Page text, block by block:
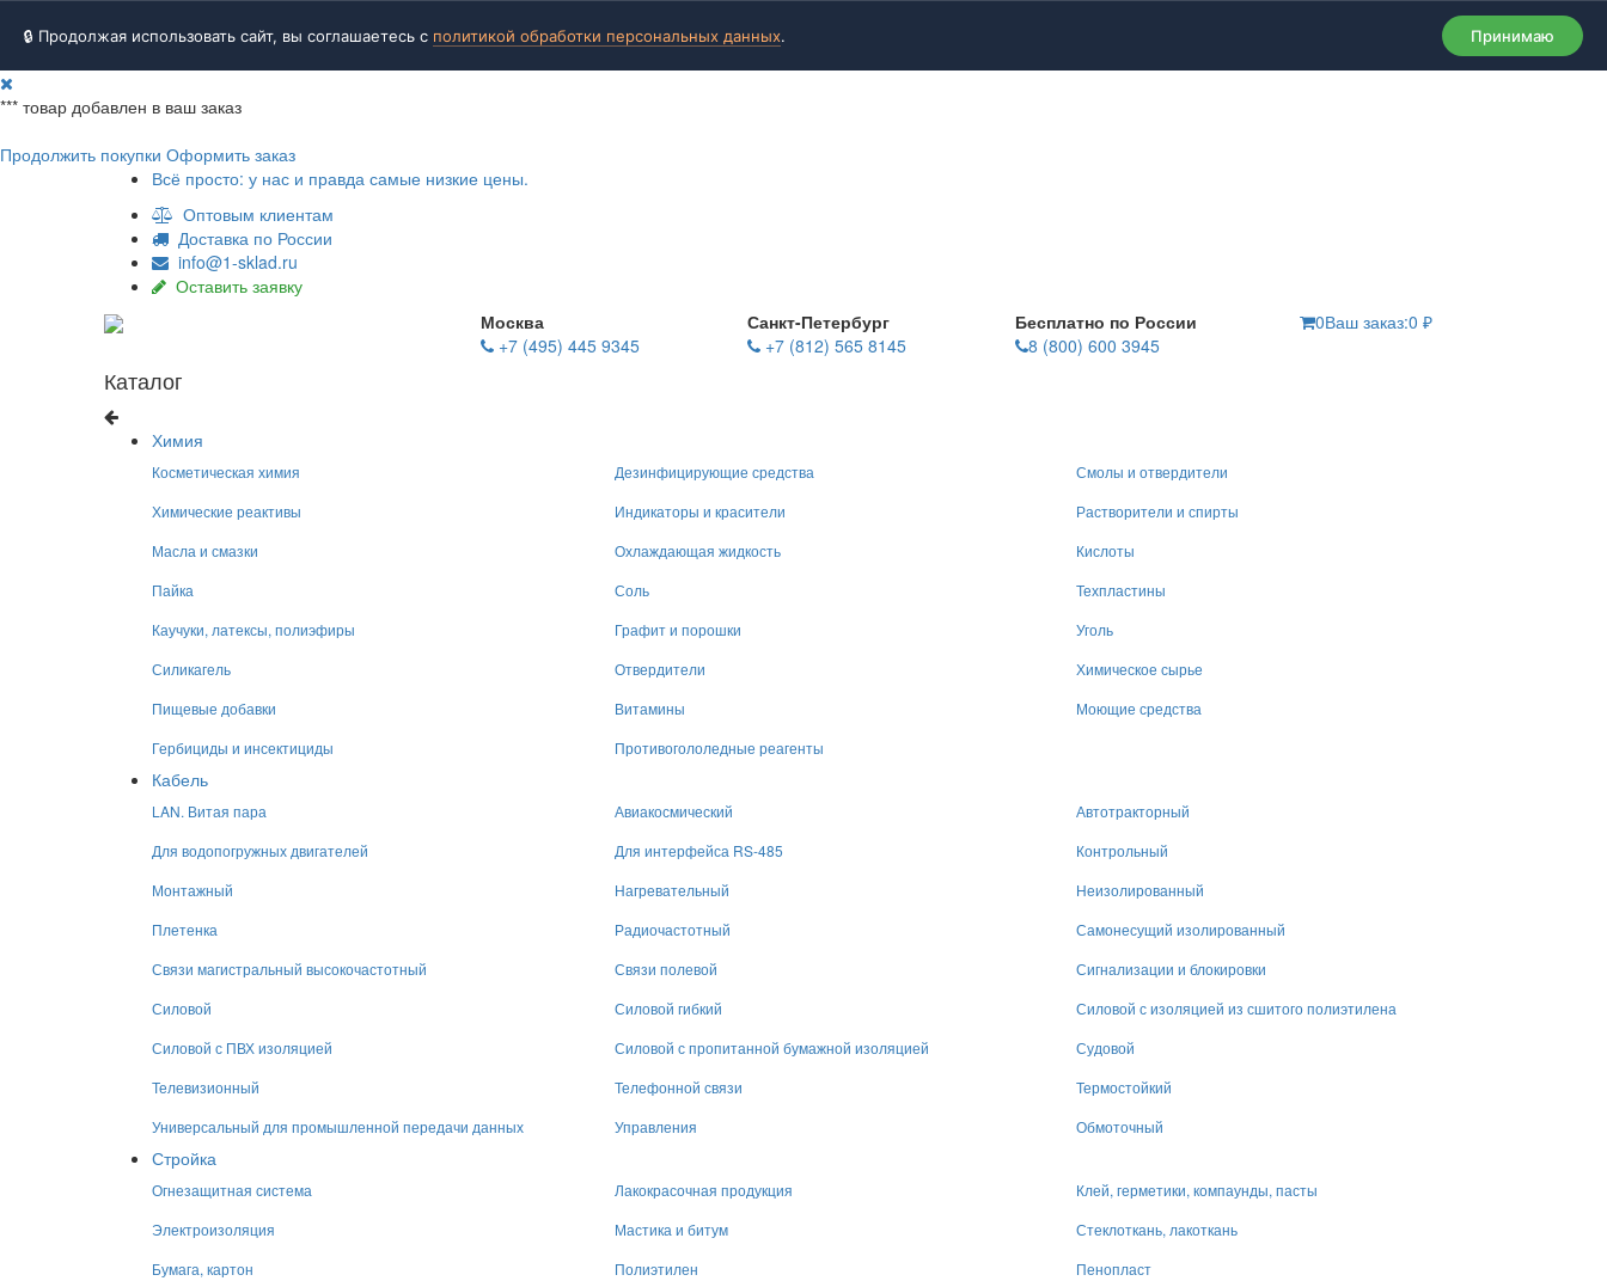
🔒 Продолжая использовать сайт, вы соглашаетесь с политикой обработки персональных данных. Принимаю
*** товар добавлен в ваш заказ
Продолжить покупки Оформить заказ
Всё просто: у нас и правда самые низкие цены.
Оптовым клиентам
Доставка по России
info@1-sklad.ru
Оставить заявку
Москва
+7 (495) 445 9345
Санкт-Петербург
+7 (812) 565 8145
Бесплатно по России
8 (800) 600 3945
0Ваш заказ:0 ₽
Каталог
Химия
Косметическая химия Дезинфицирующие средства
Смолы и отвердители
Химические реактивы
Индикаторы и красители
Растворители и спирты
Масла и смазки
Охлаждающая жидкость
Кислоты
Пайка
Соль
Техпластины
Каучуки, латексы, полиэфиры
Графит и порошки
Уголь
Силикагель
Отвердители
Химическое сырье
Пищевые добавки
Витамины
Моющие средства
Гербициды и инсектициды
Противогололедные реагенты
Кабель
LAN. Витая пара Авиакосмический
Автотракторный
Для водопогружных двигателей
Для интерфейса RS-485
Контрольный
Монтажный
Нагревательный
Неизолированный
Плетенка
Радиочастотный
Самонесущий изолированный
Связи магистральный высокочастотный
Связи полевой
Сигнализации и блокировки
Силовой
Силовой гибкий
Силовой с изоляцией из сшитого полиэтилена
Силовой с ПВХ изоляцией
Силовой с пропитанной бумажной изоляцией
Судовой
Телевизионный
Телефонной связи
Термостойкий
Универсальный для промышленной передачи данных
Управления Обмоточный
Стройка
Огнезащитная система Лакокрасочная продукция
Клей, герметики, компаунды, пасты
Электроизоляция
Мастика и битум
Стеклоткань, лакоткань
Бумага, картон
Полиэтилен
Пенопласт